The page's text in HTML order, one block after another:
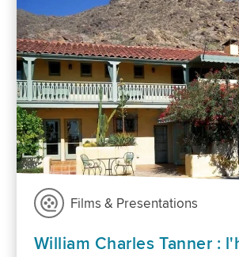
Films & Presentations
William Charles Tanner :